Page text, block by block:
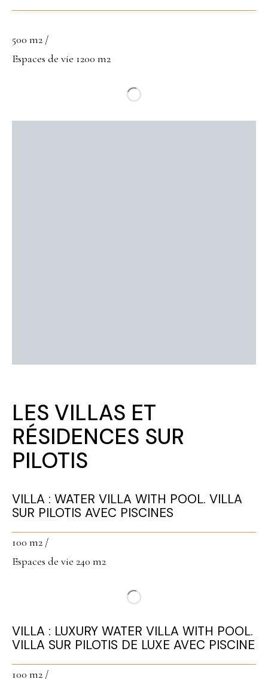
500 m2 /
Espaces de vie 1200 m2
LES VILLAS ET
RÉSIDENCES SUR
PILOTIS
VILLA : WATER VILLA WITH POOL. VILLA
SUR PILOTIS AVEC PISCINES
100 m2 /
Espaces de vie 240 m2
VILLA : LUXURY WATER VILLA WITH POOL.
VILLA SUR PILOTIS DE LUXE AVEC PISCINE
100 m2 /